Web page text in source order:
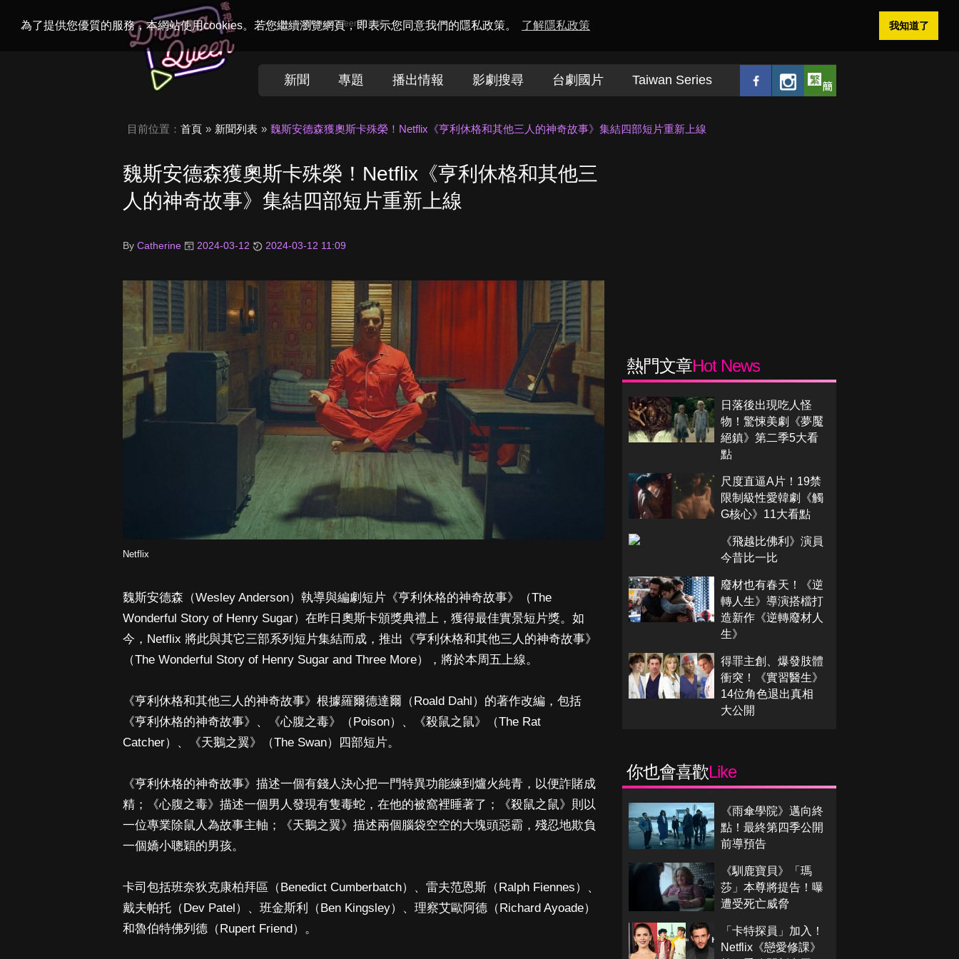
為了提供您優質的服務，本網站使用cookies。若您繼續瀏覽網頁，即表示您同意我們的隱私政策。 了解隱私政策 我知道了
Welcome toDramaQueen電視迷
新聞 專題 播出情報 影劇搜尋 台劇國片 Taiwan Series
目前位置： 首頁 新聞列表 魏斯安德森獲奧斯卡殊榮！Netflix《亨利休格和其他三人的神奇故事》集結四部短片重新上線
魏斯安德森獲奧斯卡殊榮！Netflix《亨利休格和其他三
人的神奇故事》集結四部短片重新上線
By Catherine 2024-03-12 2024-03-12 11:09
Netflix
魏斯安德森（Wesley Anderson）執導與編劇短片《亨利休格的神奇故事》（The
Wonderful Story of Henry Sugar）在昨日奧斯卡頒獎典禮上，獲得最佳實景短片獎。如
今，Netflix 將此與其它三部系列短片集結而成，推出《亨利休格和其他三人的神奇故事》
（The Wonderful Story of Henry Sugar and Three More），將於本周五上線。
《亨利休格和其他三人的神奇故事》根據羅爾德達爾（Roald Dahl）的著作改編，包括
《亨利休格的神奇故事》、《心腹之毒》（Poison）、《殺鼠之鼠》（The Rat
Catcher）、《天鵝之翼》（The Swan）四部短片。
《亨利休格的神奇故事》描述一個有錢人決心把一門特異功能練到爐火純青，以便詐賭成
精；《心腹之毒》描述一個男人發現有隻毒蛇，在他的被窩裡睡著了；《殺鼠之鼠》則以
一位專業除鼠人為故事主軸；《天鵝之翼》描述兩個腦袋空空的大塊頭惡霸，殘忍地欺負
一個嬌小聰穎的男孩。
卡司包括班奈狄克康柏拜區（Benedict Cumberbatch）、雷夫范恩斯（Ralph Fiennes）、
戴夫帕托（Dev Patel）、班金斯利（Ben Kingsley）、理察艾歐阿德（Richard Ayoade）
和魯伯特佛列德（Rupert Friend）。
熱門文章Hot News
日落後出現吃人怪
物！驚悚美劇《夢魘
絕鎮》第二季5大看
點
尺度直逼A片！19禁
限制級性愛韓劇《觸
G核心》11大看點
《飛越比佛利》演員
今昔比一比
廢材也有春天！《逆
轉人生》導演搭檔打
造新作《逆轉廢材人
生》
得罪主創、爆發肢體
衝突！《實習醫生》
14位角色退出真相
大公開
你也會喜歡Like
《雨傘學院》邁向終
點！最終第四季公開
前導預告
《馴鹿寶貝》「瑪
莎」本尊將提告！曝
遭受死亡威脅
「卡特探員」加入！
Netflix《戀愛修課》